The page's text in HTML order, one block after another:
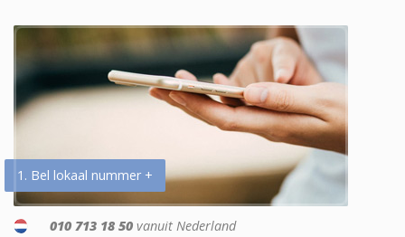
1. Bel lokaal nummer +
010 713 18 50 vanuit Nederland